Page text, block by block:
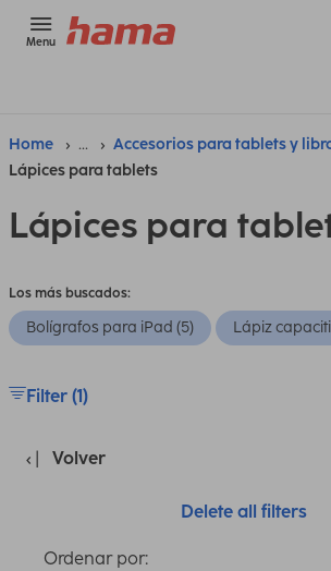
Menu
Home ...
Accesorios para tablets y
Lápices para tablets
Lápices para
Los más buscados:
Bolígrafos para iPad (5) Lápiz
Filter (1)
Volver
Delete all filters
Ordenar por: